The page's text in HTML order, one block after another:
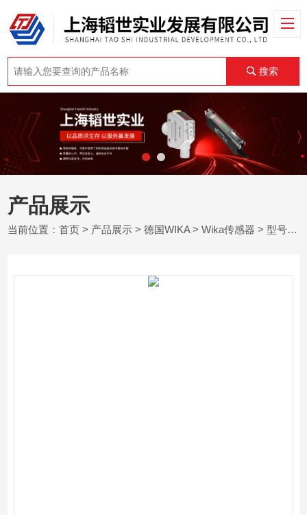
搜索
产品展示
当前位置：首页 > 产品展示 >德国WIKA>Wika传感器 > 型号 A2G-60德国WIKA威卡电子通风管道温度传感器